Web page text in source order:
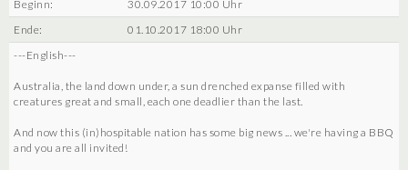
Beginn:
30.09.2017 10:00 Uhr
Ende:
01.10.2017 18:00 Uhr
---English---
Australia, the land down under, a sun drenched expanse filled with
creatures great and small, each one deadlier than the last.
And now this (in)hospitable nation has some big news ... we're having a BBQ
and you are all invited!